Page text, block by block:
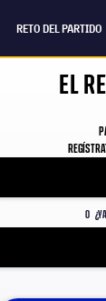
RETO DEL PARTIDO
EL
O